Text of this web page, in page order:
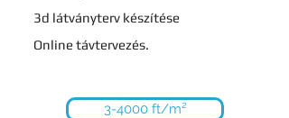
3d látványterv készítése
Online távtervezés.
3-4000 ft/m²